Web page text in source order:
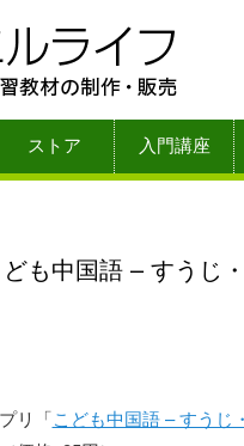
ストア 入門講座
も中国語 – すうじ
リ「こども中国語 – すうじ